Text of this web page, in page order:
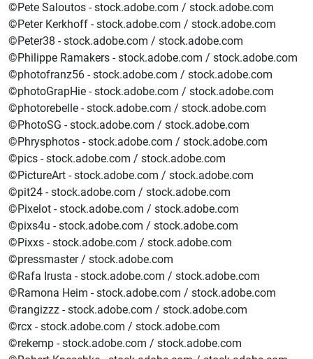
©Pete Saloutos - stock.adobe.com / stock.adobe.com
©Peter Kerkhoff - stock.adobe.com / stock.adobe.com
©Peter38 - stock.adobe.com / stock.adobe.com
©Philippe Ramakers - stock.adobe.com / stock.adobe.com
©photofranz56 - stock.adobe.com / stock.adobe.com
©photoGrapHie - stock.adobe.com / stock.adobe.com
©photorebelle - stock.adobe.com / stock.adobe.com
©PhotoSG - stock.adobe.com / stock.adobe.com
©Phrysphotos - stock.adobe.com / stock.adobe.com
©pics - stock.adobe.com / stock.adobe.com
©PictureArt - stock.adobe.com / stock.adobe.com
©pit24 - stock.adobe.com / stock.adobe.com
©Pixelot - stock.adobe.com / stock.adobe.com
©pixs4u - stock.adobe.com / stock.adobe.com
©Pixxs - stock.adobe.com / stock.adobe.com
©pressmaster / stock.adobe.com
©Rafa Irusta - stock.adobe.com / stock.adobe.com
©Ramona Heim - stock.adobe.com / stock.adobe.com
©rangizzz - stock.adobe.com / stock.adobe.com
©rcx - stock.adobe.com / stock.adobe.com
©rekemp - stock.adobe.com / stock.adobe.com